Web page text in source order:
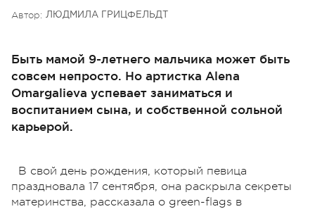
Автор: ЛЮДМИЛА ГРИЦФЕЛЬДТ
Быть мамой 9-летнего мальчика может быть
совсем непросто. Но артистка Alena
Omargalieva успевает заниматься и
воспитанием сына, и собственной сольной
карьерой.
В свой день рождения, который певица
праздновала 17 сентября, она раскрыла секреты
материнства, рассказала о green-flags в